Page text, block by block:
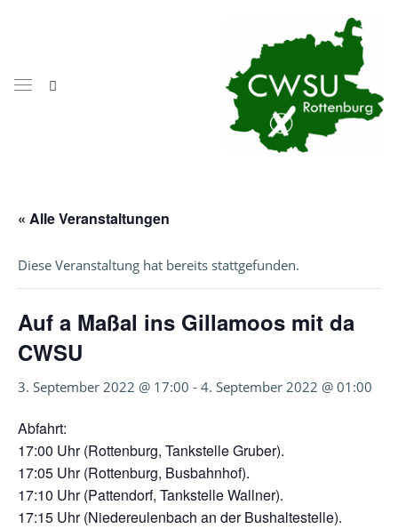
« Alle Veranstaltungen
Diese Veranstaltung hat bereits stattgefunden.
Auf a Maßal ins Gillamoos mit da
CWSU
3. September 2022 @ 17:00 - 4. September 2022 @ 01:00
Abfahrt:
17:00 Uhr (Rottenburg, Tankstelle Gruber).
17:05 Uhr (Rottenburg, Busbahnhof).
17:10 Uhr (Pattendorf, Tankstelle Wallner).
17:15 Uhr (Niedereulenbach an der Bushaltestelle).